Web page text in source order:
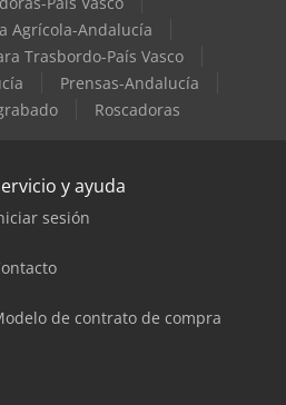
Agrícola-Andalucía
Trasbordo-País Vasco
Prensas-Andalucía
Roscadoras
y ayuda
sesión
de contrato de compra